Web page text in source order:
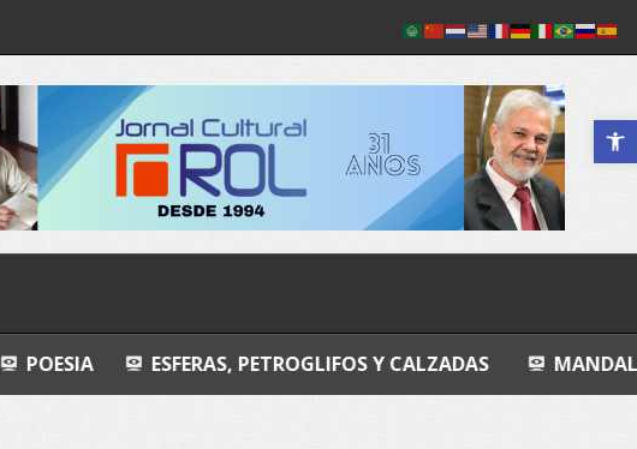
Abrir a
ESFERAS, PETROGLIFOS Y CALZADAS MANDALA